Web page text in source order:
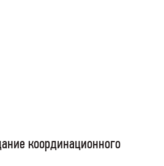
координационного